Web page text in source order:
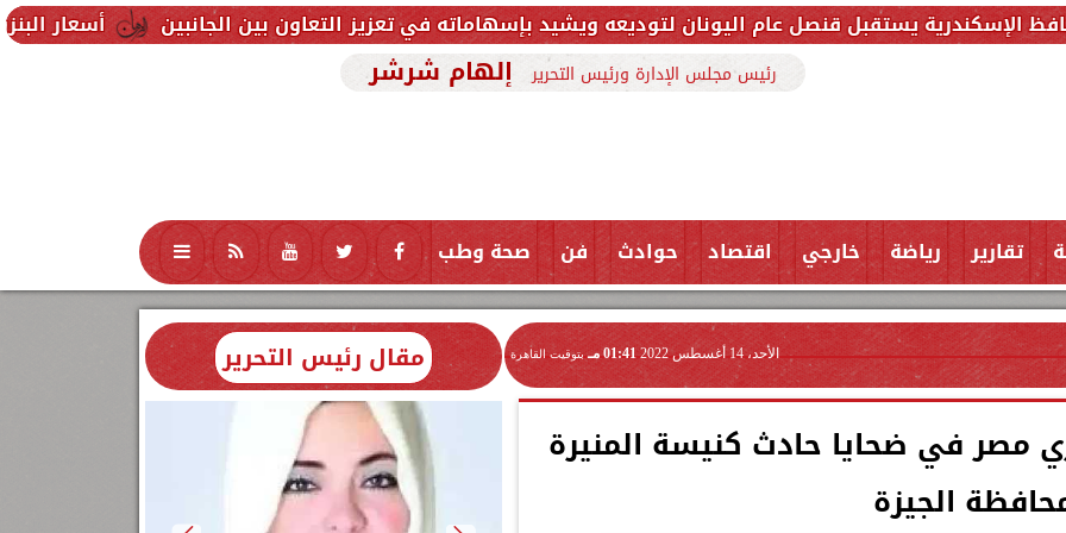
أسعار البنزين والسولار والغاز قنصل عام اليونان لتوديعه ويشيد بإسهاماته في تعزيز التعاون بين الجانبين
رئيس مجلس الإدارة ورئيس التحرير إلهام شرشر
تقارير رياضة خارجي اقتصاد حوادث فن صحة وطب تكنولوجيا منوعات محافظات
الأحد، 14 أغسطس 2022 01:41 مـ بتوقيت القاهرة
مصر في ضحايا حادث كنيسة المنيرة
الجيزة
مقال رئيس التحرير